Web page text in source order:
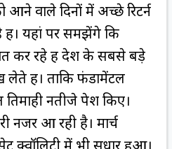
वाले दिनों में अच्छे रिटर्न
हैं। यहां पर समझेंगे कि
कर रहे हैं देश के सबसे बड़े
लेते हैं। ताकि फंडामेंटल
नतीजे पेश किए।
नजर आ रही है। मार्च
क्‍वॉलिटी में भी सुधार हुआ।